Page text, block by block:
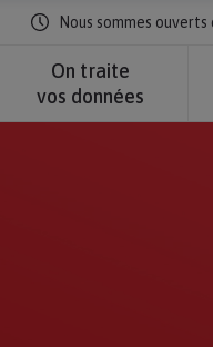
Nous sommes ouverts
On traite
vos données